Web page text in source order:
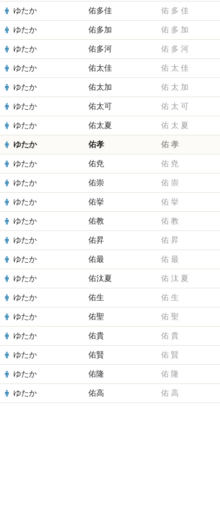
ゆたか 佑多佳 佑 多 佳
ゆたか 佑多加 佑 多 加
ゆたか 佑多河 佑 多 河
ゆたか 佑太佳 佑 太 佳
ゆたか 佑太加 佑 太 加
ゆたか 佑太可 佑 太 可
ゆたか 佑太夏 佑 太 夏
ゆたか 佑孝 佑 孝
ゆたか 佑尭 佑 尭
ゆたか 佑崇 佑 崇
ゆたか 佑挙 佑 挙
ゆたか 佑教 佑 教
ゆたか 佑昇 佑 昇
ゆたか 佑最 佑 最
ゆたか 佑汰夏 佑 汰 夏
ゆたか 佑生 佑 生
ゆたか 佑聖 佑 聖
ゆたか 佑貴 佑 貴
ゆたか 佑賢 佑 賢
ゆたか 佑隆 佑 隆
ゆたか 佑高 佑 高